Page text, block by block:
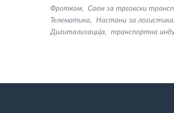
Фротком Саем за трговски
Телематика
Настани за логистика
Дигитализација
транспортна